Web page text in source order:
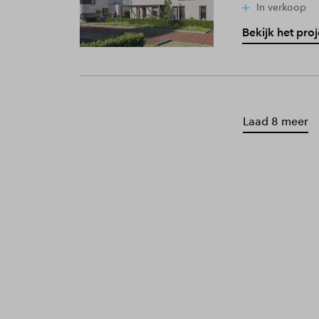
In verkoop
Bekijk het
Laad 8 meer